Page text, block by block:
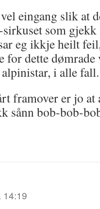
eingang slik at
som
eg ikkje heilt
for dette
i alle fall.
framover er jo at
sånn bob-bob-
14:19